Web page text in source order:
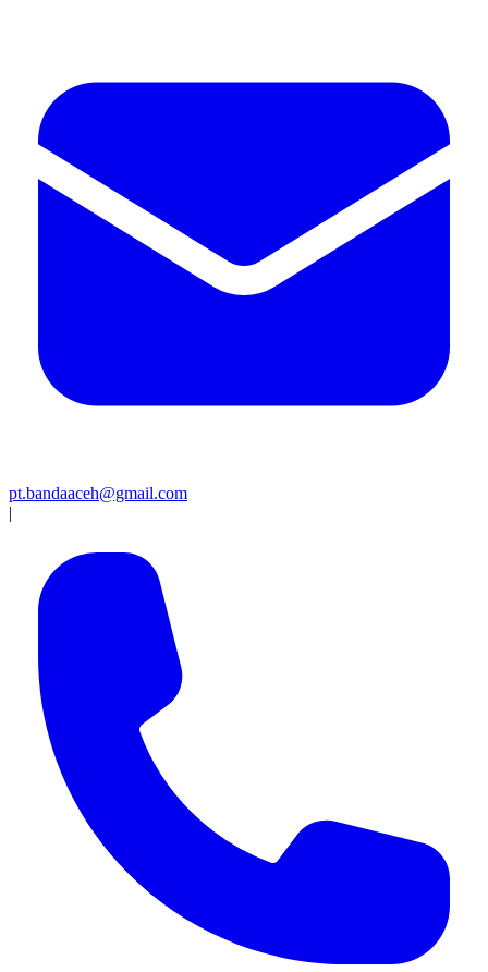
pt.bandaaceh@gmail.com
|